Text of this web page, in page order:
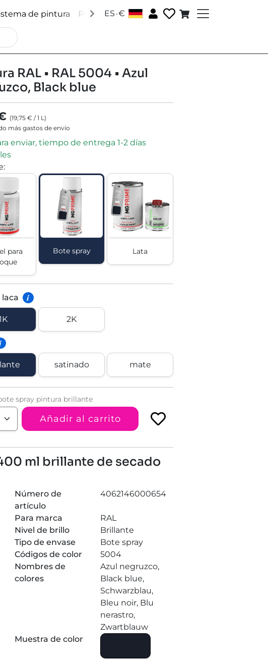
de pintura Pinturas Pantone Pinturas RAL
ES .€
RAL • RAL 5004 • Azul
Black blue
(19,75 € /1 L)
más gastos de envío
enviar, tiempo de entrega 1-2 días
:
para
Bote spray Lata
laca i
2K
satinado mate
spray pintura brillante
Añadir al carrito
ml brillante de secado
Número de
artículo
4062146000654
Para marca
RAL
Nivel de brillo
Brillante
Tipo de envase
Bote spray
Códigos de color
5004
Nombres de
colores
Azul negruzco,
Black blue,
Schwarzblau,
Bleu noir, Blu
nerastro,
Zwartblauw
Muestra de color